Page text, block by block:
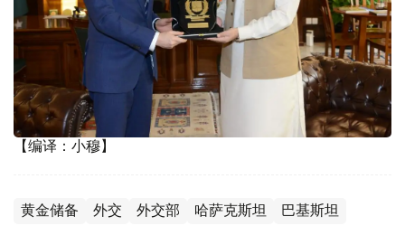
【编译：小穆】
黄金储备 外交 外交部 哈萨克斯坦 巴基斯坦